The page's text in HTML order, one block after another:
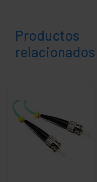
Productos
relacionados